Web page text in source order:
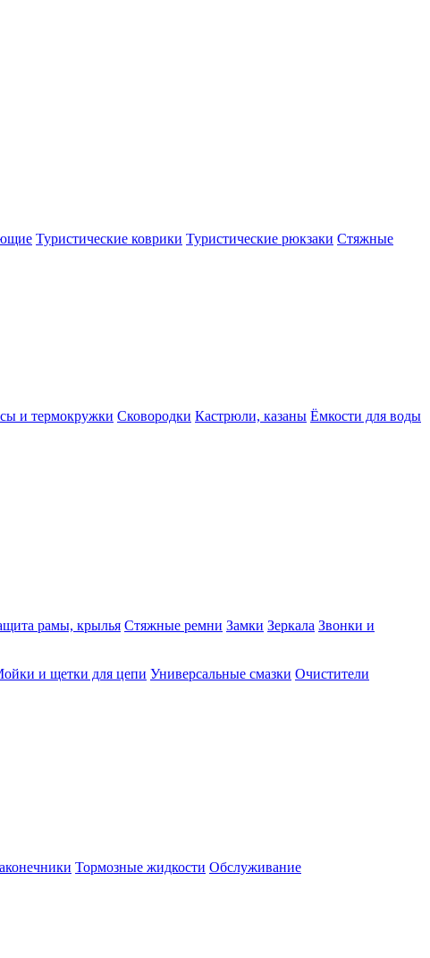
Туристические коврики Туристические рюкзаки Стяжные
и термокружки Сковородки Кастрюли, казаны Ёмкости для воды
рамы, крылья Стяжные ремни Замки Зеркала Звонки и
и щетки для цепи Универсальные смазки Очистители
Тормозные жидкости Обслуживание